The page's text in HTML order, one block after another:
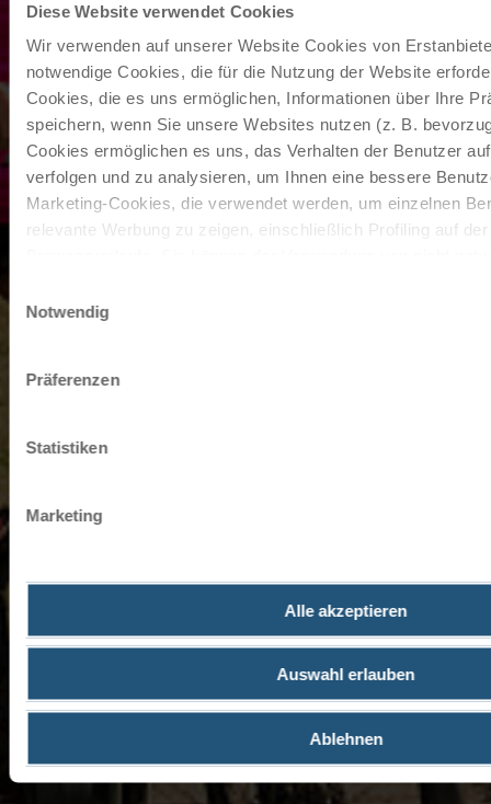
Diese Website verwendet Cookies
Wir verwenden auf unserer Website Cookies von
notwendige Cookies, die für die Nutzung der Website
Cookies, die es uns ermöglichen, Informationen über Ihre
speichern, wenn Sie unsere Websites nutzen (z. B.
Cookies ermöglichen es uns, das Verhalten der Benutzer
verfolgen und zu analysieren, um Ihnen eine bessere
Marketing-Cookies, die verwendet werden, um einzelnen
relevante Werbung zu zeigen, einschließlich Profiling auf
entscheiden, nur notwendige Cookies zu verwenden, indem
Impressum
Notwendig
Präferenzen
Statistiken
Marketing
Alle akzeptieren
Auswahl erlauben
Ablehnen